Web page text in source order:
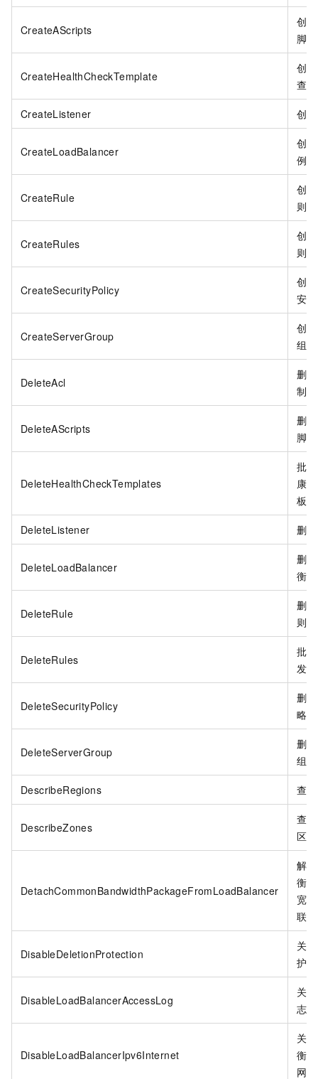
CreateAScripts
创
脚
CreateHealthCheckTemplate
创
查
CreateListener 创
CreateLoadBalancer
创
例。
CreateRule
创
则。
CreateRules
创
则。
CreateSecurityPolicy
创
安
CreateServerGroup
创
组。
DeleteAcl
删
制。
DeleteAScripts
删
脚
DeleteHealthCheckTemplates
批
康
板。
DeleteListener 删
DeleteLoadBalancer
删
衡
DeleteRule
删
则。
DeleteRules
批
发
DeleteSecurityPolicy
删
略。
DeleteServerGroup
删
组。
DescribeRegions 查
DescribeZones
查
区。
DetachCommonBandwidthPackageFromLoadBalancer
解
衡
宽
联。
DisableDeletionProtection
关
护。
DisableLoadBalancerAccessLog
关
志。
DisableLoadBalancerIpv6Internet
关
衡
网。